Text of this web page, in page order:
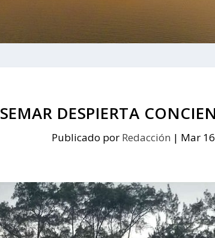
SEMAR DESPIERTA
Publicado por Redacción | Mar